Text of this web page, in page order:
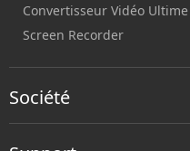
Convertisseur Vidéo Ultime
Screen Recorder
Société